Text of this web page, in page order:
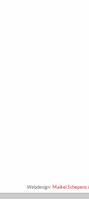
Webdesign: Maikel Schepens